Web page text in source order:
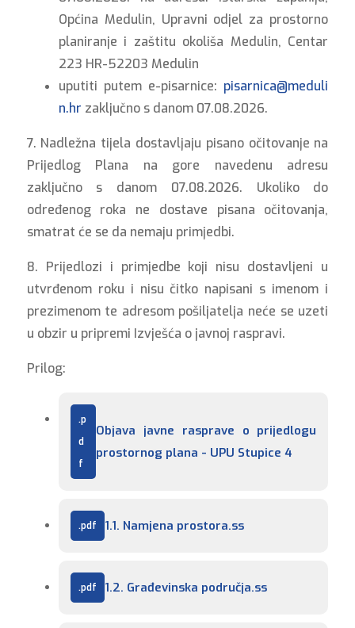
Općina Medulin, Upravni odjel za prostorno
planiranje i zaštitu okoliša Medulin, Centar
223 HR-52203 Medulin
uputiti putem e-pisarnice: pisarnica@meduli
n.hr zaključno s danom 07.08.2026.
7. Nadležna tijela dostavljaju pisano očitovanje na
Prijedlog Plana na gore navedenu adresu
zaključno s danom 07.08.2026. Ukoliko do
određenog roka ne dostave pisana očitovanja,
smatrat će se da nemaju primjedbi.
8. Prijedlozi i primjedbe koji nisu dostavljeni u
utvrđenom roku i nisu čitko napisani s imenom i
prezimenom te adresom pošiljatelja neće se uzeti
u obzir u pripremi Izvješća o javnoj raspravi.
Prilog:
Objava javne rasprave o prijedlogu
prostornog plana - UPU Stupice 4
1.1. Namjena prostora.ss
1.2. Građevinska područja.ss